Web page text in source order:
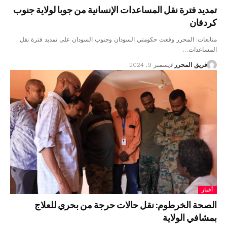
تمديد فترة نقل المساعدات الإنسانية من جوبا لولاية جنوب
كردفان
متابعات: المحرر وقعت حكومتي السودان وجنوب السودان على تمديد فترة نقل
المساعدات…
فريق المحرر ديسمبر 9, 2024
أخبار
الصحة الخرطوم: نقل حالات حرجة من بحري للعلاج
بمشافي الولاية